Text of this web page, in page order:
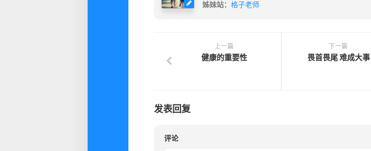
姊妹站： 格子老师
下一篇
畏首畏尾 难成大事
上一篇
健康的重要性
发表回复
评论